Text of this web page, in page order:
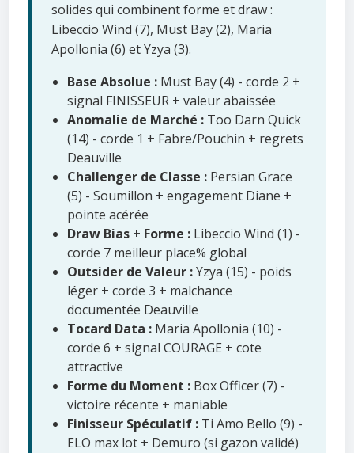
solides qui combinent forme et draw :
Libeccio Wind (7), Must Bay (2), Maria
Apollonia (6) et Yzya (3).
Base Absolue : Must Bay (4) - corde 2 +
signal FINISSEUR + valeur abaissée
Anomalie de Marché : Too Darn Quick
(14) - corde 1 + Fabre/Pouchin + regrets
Deauville
Challenger de Classe : Persian Grace
(5) - Soumillon + engagement Diane +
pointe acérée
Draw Bias + Forme : Libeccio Wind (1) -
corde 7 meilleur place% global
Outsider de Valeur :Yzya (15) - poids
léger + corde 3 + malchance
documentée Deauville
Tocard Data : Maria Apollonia (10) -
corde 6 + signal COURAGE + cote
attractive
Forme du Moment : Box Officer (7) -
victoire récente + maniable
Finisseur Spéculatif : Ti Amo Bello (9) -
ELO max lot + Demuro (si gazon validé)